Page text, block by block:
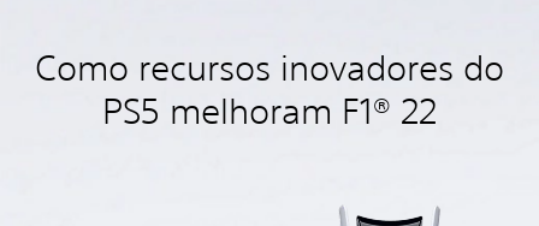
Como recursos inovadores do
PS5 melhoram F1® 22